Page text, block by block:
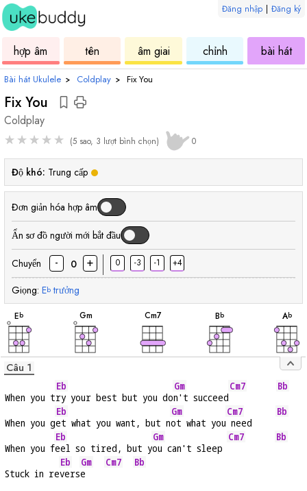
Đăng nhập | Đăng ký
hợp âm
ukulele
tên
hợp
âm giai
ukulele
chỉnh
ukulele
bài hát
Bài hát Ukulele › Coldplay › Fix You
Fix You
âm
Coldplay
★★★★★ (5 sao, 3 lượt bình chọn) 0
Độ khó: Trung cấp
Đơn giản hóa hợp âm
Ẩn sơ đồ người mới bắt đầu
Chuyển - 0 + 0 -3 -1 +4
Giọng: Eb trưởng
Eb
hợp
Gm
hợp
Cm7
hợp
Bb
hợp
Ab
hợp
Câu 1
When you t
Eb
ry your best but you do
Gm
n't succeed
Cm7 Bb
When you g
Eb
et what you want, but n
Gm
ot what you
Cm7
need
Bb
When you f
Eb
eel so tired, but y
Gm
ou can't sleep
Cm7 Bb
Stuck in re
Eb
vers
Gm
e
Cm7 Bb